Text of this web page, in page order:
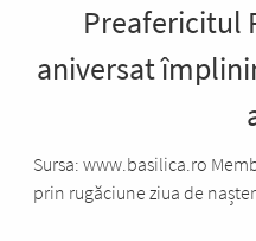
Preafericitul
aniversat
Sursa: www.basilica.ro
prin rugăciune ziua de